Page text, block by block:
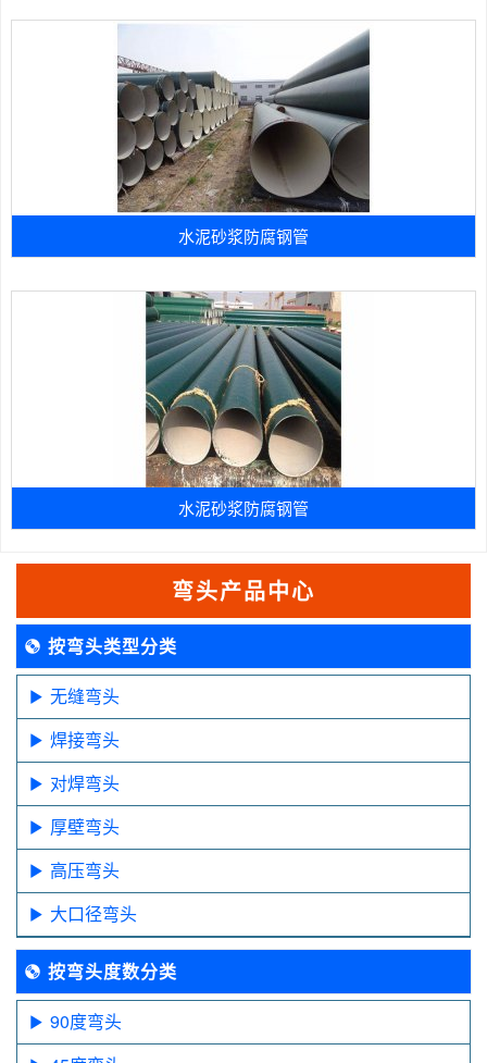
水泥砂浆防腐钢管
水泥砂浆防腐钢管
弯头产品中心
按弯头类型分类
无缝弯头
焊接弯头
对焊弯头
厚壁弯头
高压弯头
大口径弯头
按弯头度数分类
90度弯头